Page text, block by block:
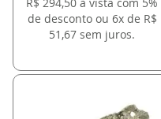
de desconto ou 6x de R$
51,67 sem juros.